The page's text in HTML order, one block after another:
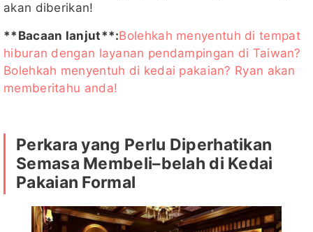
akan diberikan!
**Bacaan lanjut**:Bolehkah menyentuh di tempat
hiburan dengan layanan pendampingan di Taiwan?
Bolehkah menyentuh di kedai pakaian? Ryan akan
memberitahu anda!
Perkara yang Perlu Diperhatikan
Semasa Membeli–belah di Kedai
Pakaian Formal